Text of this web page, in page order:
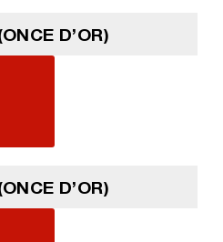
D’OR)
D’OR)